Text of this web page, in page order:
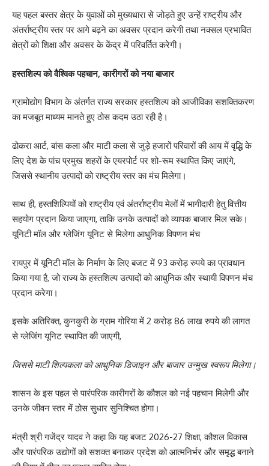
यह पहल बस्तर क्षेत्र के युवाओं को मुख्यधारा से जोड़ते हुए उन्हें राष्ट्रीय और
अंतर्राष्ट्रीय स्तर पर आगे बढ़ने का अवसर प्रदान करेगी तथा नक्सल प्रभावित
क्षेत्रों को शिक्षा और अवसर के केंद्र में परिवर्तित करेगी।
हस्तशिल्प को वैश्विक पहचान, कारीगरों को नया बाजार
ग्रामोद्योग विभाग के अंतर्गत राज्य सरकार हस्तशिल्प को आजीविका सशक्तिकरण
का मजबूत माध्यम मानते हुए ठोस कदम उठा रही है।
ढोकरा आर्ट, बांस कला और माटी कला से जुड़े हजारों परिवारों की आय में वृद्धि के
लिए देश के पांच प्रमुख शहरों के एयरपोर्ट पर शो-रूम स्थापित किए जाएंगे,
जिससे स्थानीय उत्पादों को राष्ट्रीय स्तर का मंच मिलेगा।
साथ ही, हस्तशिल्पियों को राष्ट्रीय एवं अंतर्राष्ट्रीय मेलों में भागीदारी हेतु वित्तीय
सहयोग प्रदान किया जाएगा, ताकि उनके उत्पादों को व्यापक बाजार मिल सके।
यूनिटी मॉल और ग्लेजिंग यूनिट से मिलेगा आधुनिक विपणन मंच
रायपुर में यूनिटी मॉल के निर्माण के लिए बजट में 93 करोड़ रुपये का प्रावधान
किया गया है, जो राज्य के हस्तशिल्प उत्पादों को आधुनिक और स्थायी विपणन मंच
प्रदान करेगा।
इसके अतिरिक्त, कुनकुरी के ग्राम गोरिया में 2 करोड़ 86 लाख रुपये की लागत
से ग्लेजिंग यूनिट स्थापित की जाएगी,
जिससे माटी शिल्पकला को आधुनिक डिजाइन और बाजार उन्मुख स्वरूप मिलेगा।
शासन के इस पहल से पारंपरिक कारीगरों के कौशल को नई पहचान मिलेगी और
उनके जीवन स्तर में ठोस सुधार सुनिश्चित होगा।
मंत्री श्री गजेंद्र यादव ने कहा कि यह बजट 2026-27 शिक्षा, कौशल विकास
और पारंपरिक उद्योगों को सशक्त बनाकर प्रदेश को आत्मनिर्भर और समृद्ध बनाने